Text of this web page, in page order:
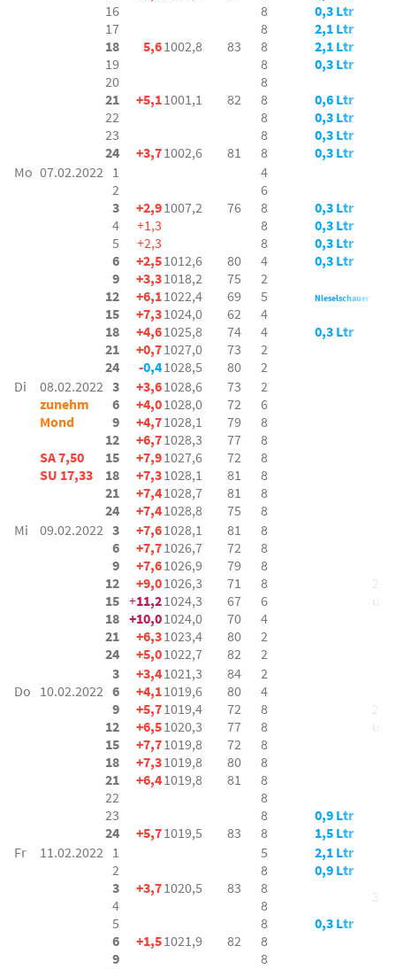
16
17
18
19
20
21
22
23
24
5,6
+5,1
+3,7
1002,8
1001,1
1002,6
83
82
81
8
8
8
8
8
8
8
8
8
0,3 Ltr
2,1 Ltr
2,1 Ltr
0,3 Ltr
0,6 Ltr
0,3 Ltr
0,3 Ltr
0,3 Ltr
Mo 07.02.2022 1
2
3
4
5
6
9
12
15
18
21
24
+2,9
+1,3
+2,3
+2,5
+3,3
+6,1
+7,3
+4,6
+0,7
-0,4
1007,2
1012,6
1018,2
1022,4
1024,0
1025,8
1027,0
1028,5
76
80
75
69
62
74
73
80
4
6
8
8
8
4
2
5
4
4
2
2
0,3 Ltr
0,3 Ltr
0,3 Ltr
0,3 Ltr
Nieselschauer
0,3 Ltr
Di
08.02.2022
zunehm
Mond
SA 7,50
SU 17,33
3
6
9
12
15
18
21
24
+3,6
+4,0
+4,7
+6,7
+7,9
+7,3
+7,4
+7,4
1028,6
1028,0
1028,1
1028,3
1027,6
1028,1
1028,7
1028,8
73
72
79
77
72
81
81
75
2
6
8
8
8
8
8
8
Mi
09.02.2022 3
6
9
12
15
18
21
24
+7,6
+7,7
+7,6
+9,0
+11,2
+10,0
+6,3
+5,0
1028,1
1026,7
1026,9
1026,3
1024,3
1024,0
1023,4
1022,7
81
72
79
71
67
70
80
82
8
8
8
8
6
4
2
2
2-3
um
Do 10.02.2022
3
6
9
12
15
18
21
22
23
24
+3,4
+4,1
+5,7
+6,5
+7,7
+7,3
+6,4
+5,7
1021,3
1019,6
1019,4
1020,3
1019,8
1019,8
1019,8
1019,5
84
80
72
77
72
80
81
83
2
4
8
8
8
8
8
8
8
8
0,9 Ltr
1,5 Ltr
2
um
Fr 11.02.2022 1
2
3
4
5
6
9
+3,7
+1,5
1020,5
1021,9
83
82
5
8
8
8
8
8
8
2,1 Ltr
0,9 Ltr
0,3 Ltr
3